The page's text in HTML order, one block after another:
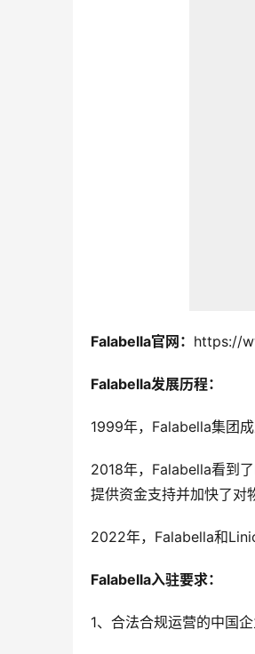
Falabella官网： https://
Falabella发展历程：
1999年，Falabella集团
2018年，Falabella看到
提供资金支持并加快了对
2022年，Falabella和
Falabella入驻要求：
1、合法合规运营的中国企